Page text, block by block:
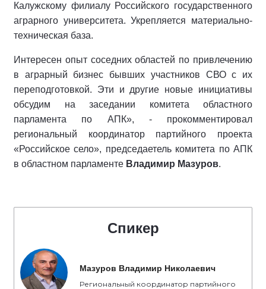
Калужскому филиалу Российского государственного
аграрного университета. Укрепляется материально-
техническая база.
Интересен опыт соседних областей по привлечению
в аграрный бизнес бывших участников СВО с их
переподготовкой. Эти и другие новые инициативы
обсудим на заседании комитета областного
парламента по АПК», - прокомментировал
региональный координатор партийного проекта
«Российское село», председаетель комитета по АПК
в областном парламенте Владимир Мазуров.
Спикер
Мазуров Владимир Николаевич
Региональный координатор партийного